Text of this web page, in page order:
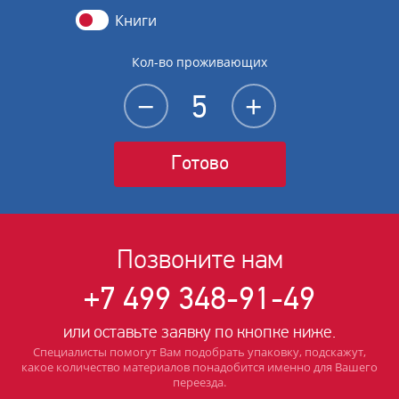
Книги
Кол-во проживающих
− +
Готово
Позвоните нам
+7 499 348-91-49
или оставьте заявку по кнопке ниже.
Специалисты помогут Вам подобрать упаковку, подскажут,
какое количество материалов понадобится именно для Вашего
переезда.